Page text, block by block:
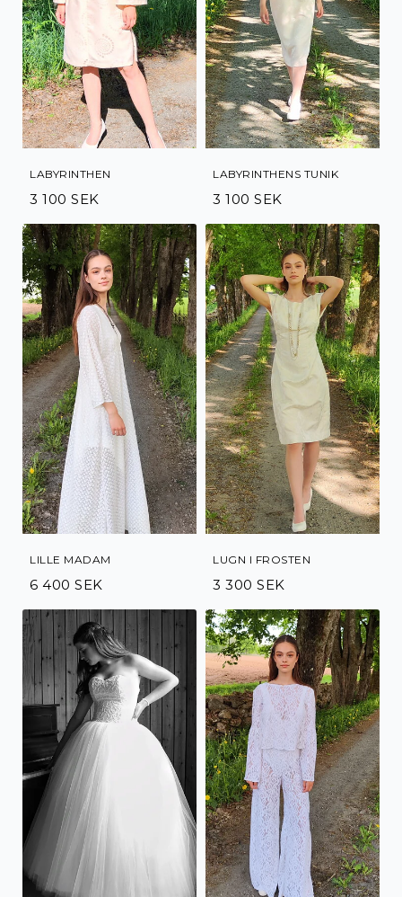
LABYRINTHEN
3 100 SEK
LABYRINTHENS TUNIK
3 100 SEK
LILLE MADAM
6 400 SEK
LUGN I FROSTEN
3 300 SEK